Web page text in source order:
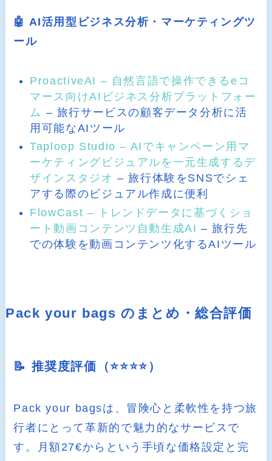
🤖 AI活用型ビジネス分析・マーケティングツ
ール
ProactiveAI – 自然言語で操作できるeコ
マース向けAIビジネス分析プラットフォー
ム – 旅行サービスの顧客データ分析に活
用可能なAIツール
Taploop Studio – AIでキャンペーン用マ
ーケティングビジュアルを一元生成するデ
ザインスタジオ – 旅行体験をSNSでシェ
アする際のビジュアル作成に便利
FlowCast – トレンドデータに基づくショ
ート動画コンテンツ自動生成AI – 旅行先
での体験を動画コンテンツ化するAIツール
Pack your bags のまとめ・総合評価
📝 推奨度評価（⭐️⭐️⭐️⭐️）
Pack your bagsは、冒険心と柔軟性を持つ旅
行者にとって革新的で魅力的なサービスで
す。月額27€からという手頃な価格設定と完